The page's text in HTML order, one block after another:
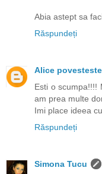
Abia astept sa
Răspundeți
Alice povesteste
Esti o scumpa!!!!
am prea multe
Imi place ideea
Răspundeți
Simona Tucu